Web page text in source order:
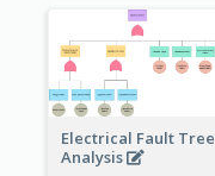
Electrical Fault Tree
Analysis